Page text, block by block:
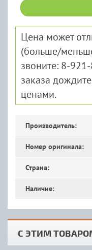
Цена может
(больше/
звоните: 8-
заказа
ценами.
Производитель:
Номер оригинала:
Страна:
Наличие:
С ЭТИМ